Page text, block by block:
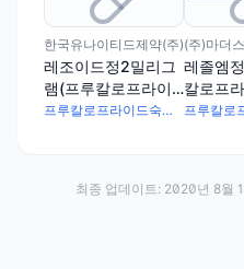
한국유나이티드제약(주)
레조이드정2밀리그
램(프루칼로프라이
드숙신산염)
프루칼로프라이드숙시네이트 2.642mg
(주)마더
레졸엠
칼로프
염)
최종 업데이트: 2020년 8월